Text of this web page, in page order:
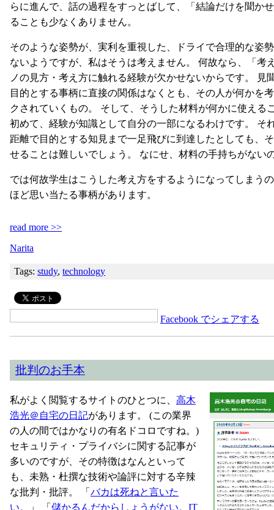
らに進んで、話の過程をすっとばして、「結論だけを聞か
ることも少なくありません。
そのような姿勢が、実利を重視した、ドライで合理的な姿
ないようですが、私はそうは考えません。 何故なら、「考
ノの見方・考え方に触れる経験が欠かせないからです。 見
目的とする事柄に直接の関係はなくとも、その人が何かを
クされていくもの。 そして、そうした材料が何かに使える
初めて、経験が知識として自分の一部になるわけです。 そ
距離で目的とする知見まで一足飛びに到達したとしても、
せることは難しいでしょう。 なにせ、材料の手持ちがない
では何故学生はこうした考え方をするようになってしまう
ほど思い当たる事柄があります。
read more >>
Narita
Tags:study,technology
Facebook でシェアする
批判のお手本
私がよく閲覧するサイトのひとつに、 高木
浩光＠自宅の日記があります。 (この業界
の人の間ではかなりの有名ドコロですね。)
セキュリティ・プライバシに関する記事が
多いのですが、その特徴はなんといって
も、未熟・杜撰な技術や論評に対する辛辣
な批判・批評。 「 バカは死ねと言いた
い。
」 「 儲かるんだからしょうがない。IT